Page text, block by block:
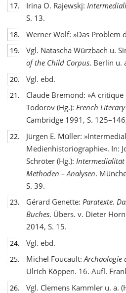
17. Irina O. Rajewskj:
S. 13.
18. Werner Wolf: »Das Problem
19. Vgl. Natascha Würzbach u.
of the Child Corpus. Berlin u.
20. Vgl. ebd.
21.
Claude Bremond: »A
Todorov (Hg.): French
Cambridge 1991, S.
22.
Jürgen E. Müller:
Medienhistoriographie«. In:
Schröter (Hg.):
Methoden – Analysen.
S. 39.
23. Gérard Genette: Paratexte.
Buches. Übers. v. Dieter
2014, S. 15.
24. Vgl. ebd.
25. Michel Foucault:Archäologie
Ulrich Köppen. 16. Aufl.
26. Vgl. Clemens Kammler u. a.